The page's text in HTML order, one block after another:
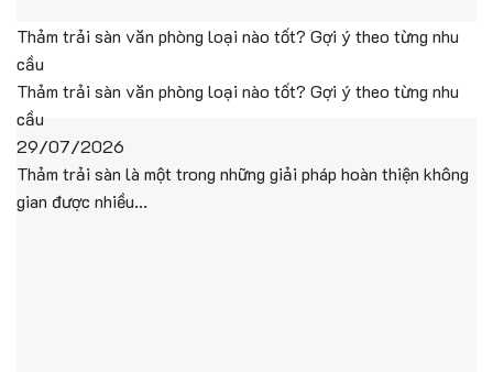
Thảm trải sàn văn phòng loại nào tốt? Gợi ý theo từng nhu
cầu
Thảm trải sàn văn phòng loại nào tốt? Gợi ý theo từng nhu
cầu
29/07/2026
Thảm trải sàn là một trong những giải pháp hoàn thiện không
gian được nhiều...